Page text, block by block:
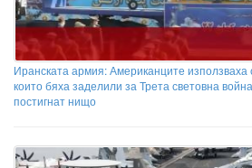
Иранската армия: Американците
които бяха заделили за Трета световна
постигнат нищо